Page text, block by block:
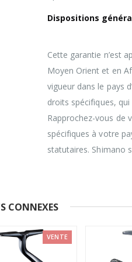
Dispositions
Cette garantie n’est
Moyen Orient et en
vigueur dans le pays
droits spécifiques, qui
Rapprochez-vous de
spécifiques à votre
statutaires. Shimano
CONNEXES
VENTE